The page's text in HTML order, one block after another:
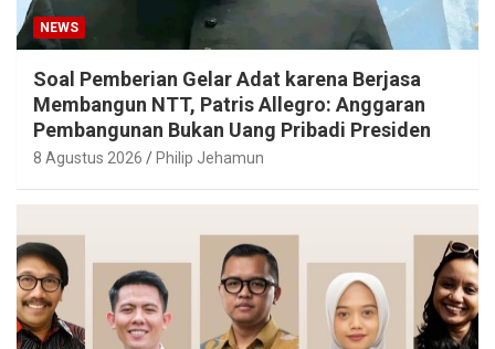
NEWS
Soal Pemberian Gelar Adat karena Berjasa
Membangun NTT, Patris Allegro: Anggaran
Pembangunan Bukan Uang Pribadi Presiden
8 Agustus 2026 Philip Jehamun